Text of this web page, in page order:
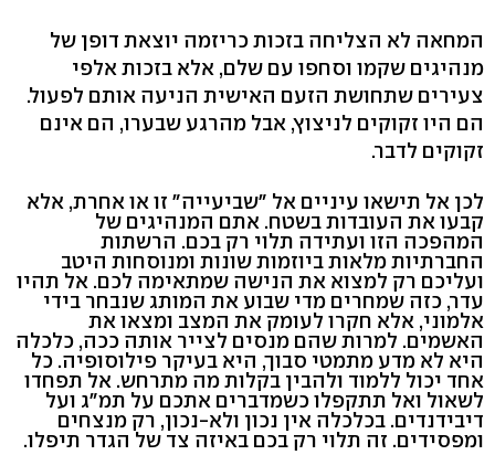
המחאה לא הצליחה בזכות כריזמה יוצאת דופן של
מנהיגים שקמו וסחפו עם שלם, אלא בזכות אלפי
צעירים שתחושת הזעם האישית הניעה אותם לפעול.
הם היו זקוקים לניצוץ, אבל מהרגע שבערו, הם אינם
זקוקים לדבר.
לכן אל תישאו עיניים אל "שביעייה" זו או אחרת, אלא
קבעו את העובדות בשטח. אתם המנהיגים של
המהפכה הזו ועתידה תלוי רק בכם. הרשתות
החברתיות מלאות ביוזמות שונות ומנוסחות היטב
ועליכם רק למצוא את הנישה שמתאימה לכם. אל תהיו
עדר, כזה שמחרים מדי שבוע את המותג שנבחר בידי
אלמוני, אלא חקרו לעומק את המצב ומצאו את
האשמים. למרות שהם מנסים לצייר אותה ככה, כלכלה
היא לא מדע מתמטי סבוך, היא בעיקר פילוסופיה. כל
אחד יכול ללמוד ולהבין בקלות מה מתרחש. אל תפחדו
לשאול ואל תתקפלו כשמדברים אתכם על תמ"ג ועל
דיבידנדים. בכלכלה אין נכון ולא-נכון, רק מנצחים
ומפסידים. זה תלוי רק בכם באיזה צד של הגדר תיפלו.